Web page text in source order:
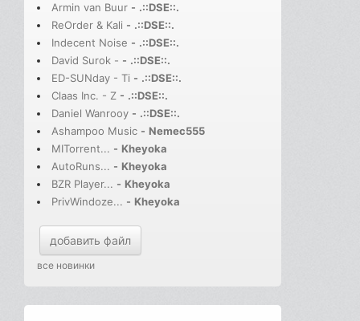
Armin van Buur - .::DSE::.
ReOrder & Kali - .::DSE::.
Indecent Noise - .::DSE::.
David Surok - - .::DSE::.
ED-SUNday - Ti - .::DSE::.
Claas Inc. - Z - .::DSE::.
Daniel Wanrooy - .::DSE::.
Ashampoo Music - Nemec555
MITorrent... - Kheyoka
AutoRuns... - Kheyoka
BZR Player... - Kheyoka
PrivWindoze... - Kheyoka
добавить файл
все новинки